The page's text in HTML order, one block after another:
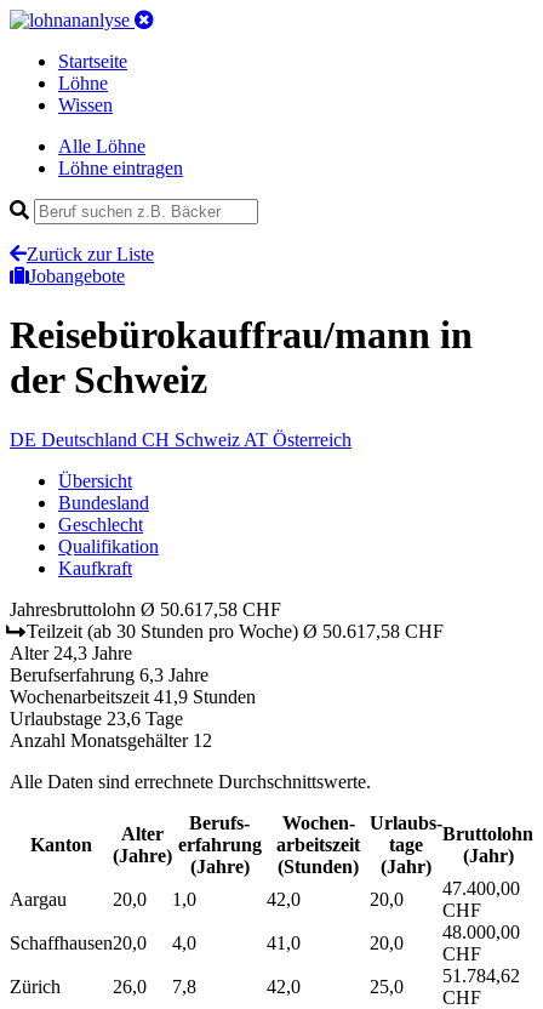
Startseite
Löhne
Wissen
Alle Löhne
Löhne eintragen
Zurück zur Liste
Jobangebote
Reisebürokauffrau/mann in
der Schweiz
DE Deutschland CH Schweiz AT Österreich
Übersicht
Bundesland
Geschlecht
Qualifikation
Kaufkraft
Jahresbruttolohn Ø 50.617,58 CHF
Teilzeit (ab 30 Stunden pro Woche) Ø 50.617,58 CHF
Alter 24,3 Jahre
Berufserfahrung 6,3 Jahre
Wochenarbeitszeit 41,9 Stunden
Urlaubstage 23,6 Tage
Anzahl Monatsgehälter 12
Alle Daten sind errechnete Durchschnittswerte.
Kanton
Alter
(Jahre)
Berufs­
erfahrung
(Jahre)
Wochen­
arbeitszeit
(Stunden)
Urlaubs­
tage
(Jahr)
Bruttolohn
(Jahr)
Aargau 20,0 1,0 42,0 20,0
47.400,00
CHF
Schaffhausen20,0 4,0 41,0 20,0
48.000,00
CHF
Zürich
26,0 7,8 42,0 25,0
51.784,62
CHF